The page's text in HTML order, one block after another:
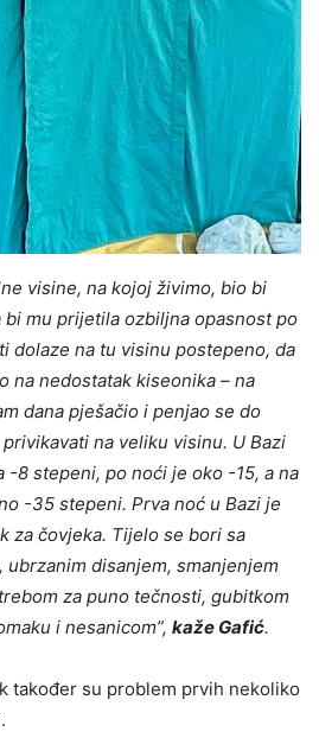
visine, na kojoj živimo, bio bi
bi mu prijetila ozbiljna opasnost po
dolaze na tu visinu postepeno, da
na nedostatak kiseonika – na
dana pješačio i penjao se do
na veliku visinu. U Bazi
8 stepeni, po noći je oko -15, a na
-35 stepeni. Prva noć u Bazi je
za čovjeka. Tijelo se bori sa
disanjem, smanjenjem
za puno tečnosti, gubitkom
i nesanicom”, kaže Gafić.
također su problem prvih nekoliko